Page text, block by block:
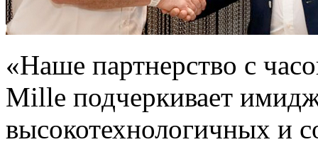
«Наше партнерство с
Mille подчеркивает
высокотехнологичных и